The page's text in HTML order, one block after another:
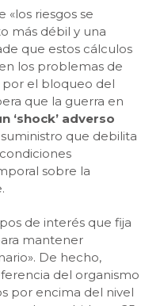
«los riesgos se
más débil y una
que estos cálculos
los problemas de
el bloqueo del
que la guerra en
‘shock’ adverso
que debilita
sobre la
de interés que fija
mantener
De hecho,
del organismo
por encima del nivel